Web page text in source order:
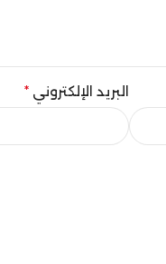
البريد الإلكتروني *